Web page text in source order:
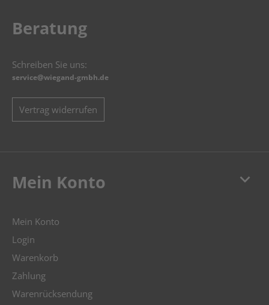
Beratung
Schreiben Sie uns:
service@wiegand-gmbh.de
Vertrag widerrufen
keyboard_arrow_down
Mein Konto
Mein Konto
Login
Warenkorb
Zahlung
Warenrücksendung